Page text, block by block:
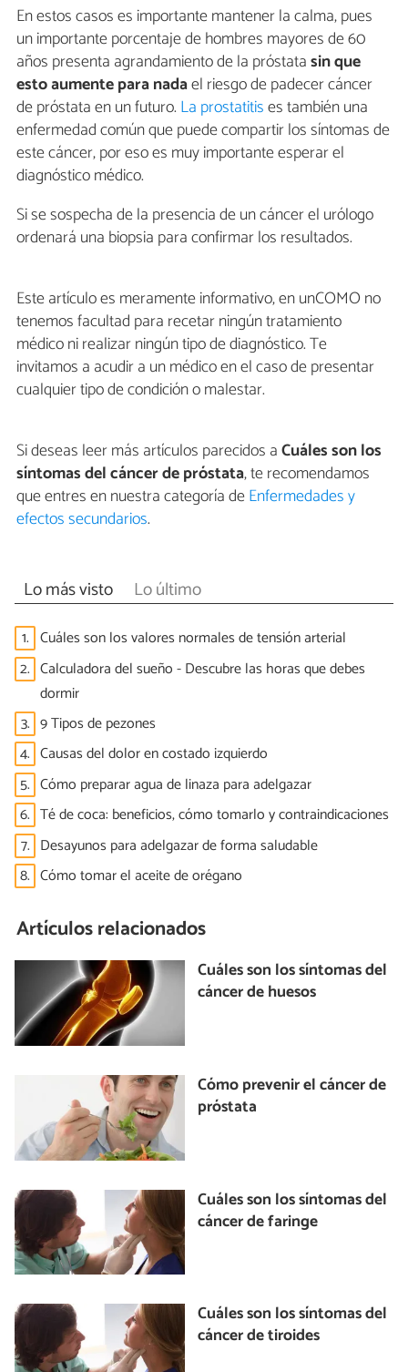
En estos casos es importante mantener la calma, pues
un importante porcentaje de hombres mayores de 60
años presenta agrandamiento de la próstatasin que
esto aumente para nadael riesgo de padecer cáncer
de próstata en un futuro. La prostatitises también una
enfermedad común que puede compartir los síntomas de
este cáncer, por eso es muy importante esperar el
diagnóstico médico.
Si se sospecha de la presencia de un cáncer el urólogo
ordenará una biopsia para confirmar los resultados.
Este artículo es meramente informativo, en unCOMO no
tenemos facultad para recetar ningún tratamiento
médico ni realizar ningún tipo de diagnóstico. Te
invitamos a acudir a un médico en el caso de presentar
cualquier tipo de condición o malestar.
Si deseas leer más artículos parecidos aCuáles son los
síntomas del cáncer de próstata, te recomendamos
que entres en nuestra categoría deEnfermedades y
efectos secundarios.
Lo más visto Lo último
1. Cuáles son los valores normales de tensión arterial
2. Calculadora del sueño - Descubre las horas que debes
dormir
3. 9 Tipos de pezones
4. Causas del dolor en costado izquierdo
5. Cómo preparar agua de linaza para adelgazar
6. Té de coca: beneficios, cómo tomarlo y contraindicaciones
7. Desayunos para adelgazar de forma saludable
8. Cómo tomar el aceite de orégano
Artículos relacionados
Cuáles son los síntomas del
cáncer de huesos
Cómo prevenir el cáncer de
próstata
Cuáles son los síntomas del
cáncer de faringe
Cuáles son los síntomas del
cáncer de tiroides